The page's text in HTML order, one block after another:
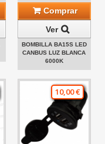
Comprar
Ver
BOMBILLA BA15S LED
CANBUS LUZ BLANCA
6000K
10,00 €